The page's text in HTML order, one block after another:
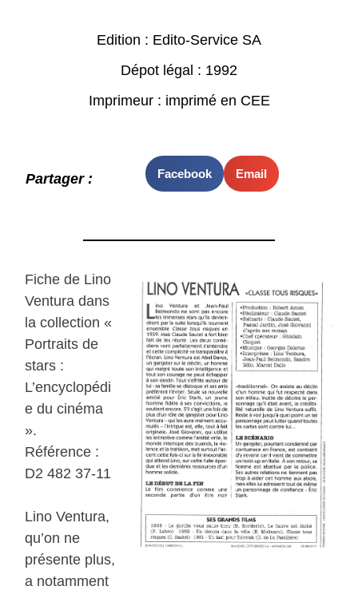
Edition : Edito-Service SA
Dépot légal : 1992
Imprimeur : imprimé en CEE
Partager : Facebook Email
Fiche de Lino
Ventura dans
la collection «
Portraits de
stars :
L’encyclopédi
e du cinéma
».
Référence :
D2 482 37-11
Lino Ventura,
qu’on ne
présente plus,
a notamment